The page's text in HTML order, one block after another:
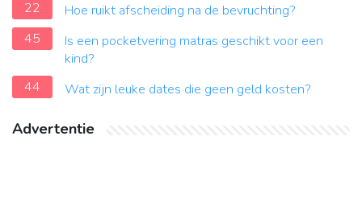
22
Hoe ruikt afscheiding na de bevruchting?
45
Is een pocketvering matras geschikt voor een
kind?
44
Wat zijn leuke dates die geen geld kosten?
Advertentie